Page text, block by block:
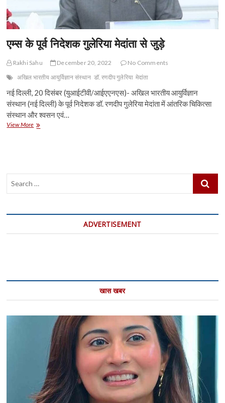
एम्स के पूर्व निदेशक गुलेरिया मेदांता से जुड़े
Rakhi Sahu December 20, 2022
No Comments
अखिल भारतीय आयुर्विज्ञान संस्थान डॉ. रणदीप गुलेरिया मेदांता
नई दिल्ली, 20 दिसंबर (युआईटीवी/आईएएनएस)- अखिल भारतीय आयुर्विज्ञान
संस्थान (नई दिल्ली) के पूर्व निदेशक डॉ. रणदीप गुलेरिया मेदांता में आंतरिक चिकित्सा
संस्थान और श्वसन एवं…
View Moreएम्स
जुड़े
Search
ADVERTISEMENT
खास खबर